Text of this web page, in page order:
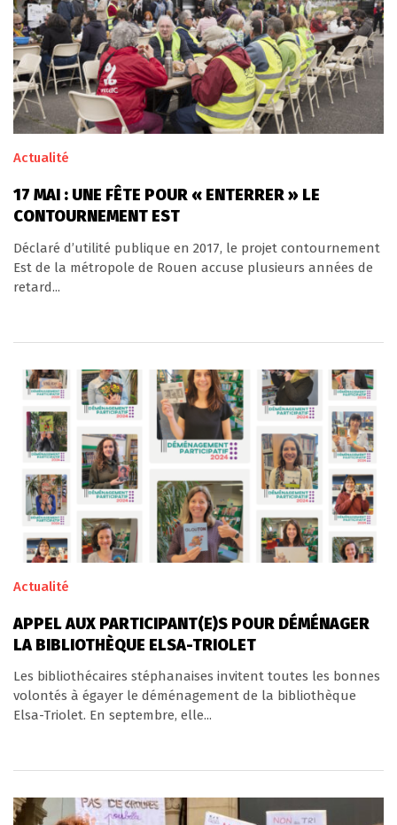
Actualité
17 MAI : UNE FÊTE POUR « ENTERRER » LE
CONTOURNEMENT EST
Déclaré d’utilité publique en 2017, le projet contournement
Est de la métropole de Rouen accuse plusieurs années de
retard...
Actualité
APPEL AUX PARTICIPANT(E)S POUR DÉMÉNAGER
LA BIBLIOTHÈQUE ELSA-TRIOLET
Les bibliothécaires stéphanaises invitent toutes les bonnes
volontés à égayer le déménagement de la bibliothèque
Elsa-Triolet. En septembre, elle...